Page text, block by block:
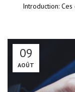
Introduction:
09
AOÛT